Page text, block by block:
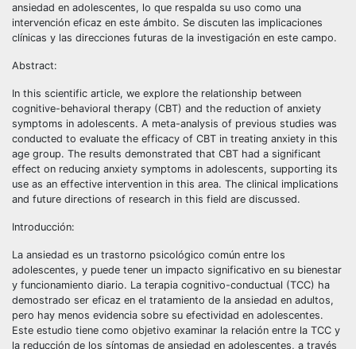
ansiedad en adolescentes, lo que respalda su uso como una
intervención eficaz en este ámbito. Se discuten las implicaciones
clínicas y las direcciones futuras de la investigación en este campo.
Abstract:
In this scientific article, we explore the relationship between
cognitive-behavioral therapy (CBT) and the reduction of anxiety
symptoms in adolescents. A meta-analysis of previous studies was
conducted to evaluate the efficacy of CBT in treating anxiety in this
age group. The results demonstrated that CBT had a significant
effect on reducing anxiety symptoms in adolescents, supporting its
use as an effective intervention in this area. The clinical implications
and future directions of research in this field are discussed.
Introducción:
La ansiedad es un trastorno psicológico común entre los
adolescentes, y puede tener un impacto significativo en su bienestar
y funcionamiento diario. La terapia cognitivo-conductual (TCC) ha
demostrado ser eficaz en el tratamiento de la ansiedad en adultos,
pero hay menos evidencia sobre su efectividad en adolescentes.
Este estudio tiene como objetivo examinar la relación entre la TCC y
la reducción de los síntomas de ansiedad en adolescentes, a través